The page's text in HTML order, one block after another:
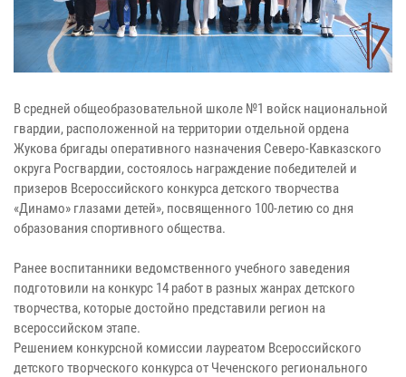
В средней общеобразовательной школе №1 войск национальной
гвардии, расположенной на территории отдельной ордена
Жукова бригады оперативного назначения Северо-Кавказского
округа Росгвардии, состоялось награждение победителей и
призеров Всероссийского конкурса детского творчества
«Динамо» глазами детей», посвященного 100-летию со дня
образования спортивного общества.
Ранее воспитанники ведомственного учебного заведения
подготовили на конкурс 14 работ в разных жанрах детского
творчества, которые достойно представили регион на
всероссийском этапе.
Решением конкурсной комиссии лауреатом Всероссийского
детского творческого конкурса от Чеченского регионального